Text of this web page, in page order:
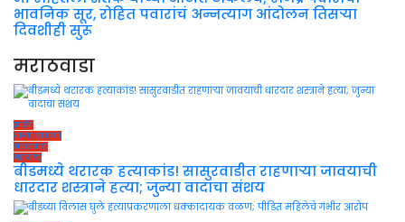
भावनिक सूर, रोहित पवारांचं अन्नत्याग आंदोलन तिसऱ्या
दिवशीही सुरू
मराठवाडा
क्राईम
ताज्या बातम्या
मराठवाडा
महाराष्ट्र
बीडमध्ये थरारक हत्याकांड! सासुरवाडीत राहणाऱ्या जावयाची
धारदार शस्त्राने हत्या; जुन्या वादाचा संशय